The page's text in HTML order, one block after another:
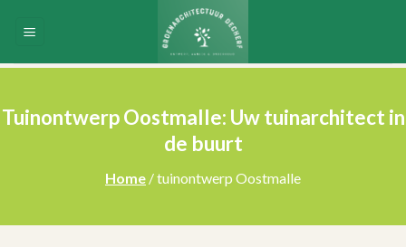
Tuinontwerp Oostmalle: Uw tuinarchitect in
de buurt
Home / tuinontwerp Oostmalle